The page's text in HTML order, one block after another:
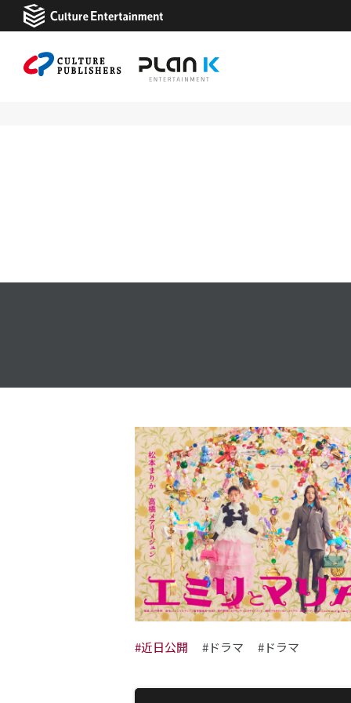
#近日公開 #ドラマ #ドラマ